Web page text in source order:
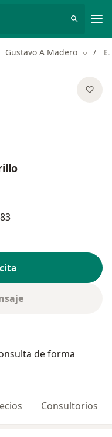
Gustavo A Madero
de forma
Consultorios